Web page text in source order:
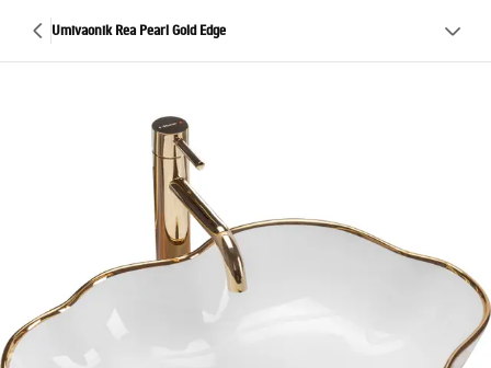
Umivaonik Rea Pearl Gold Edge